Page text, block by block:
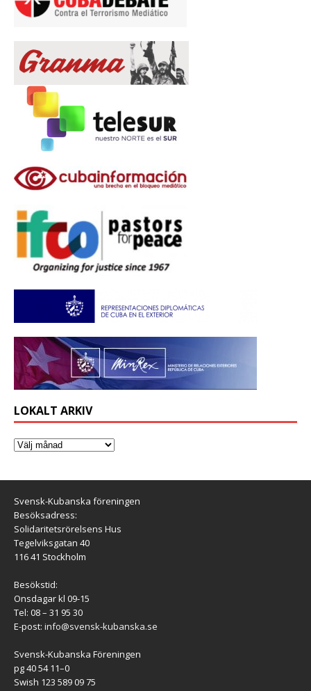
LOKALT ARKIV
Svensk-Kubanska föreningen
Besöksadress:
Solidaritetsrörelsens Hus
Tegelviksgatan 40
116 41 Stockholm
Besökstid:
Onsdagar kl 09-15
Tel: 08 – 31 95 30
E-post: info@svensk-kubanska.se
Svensk-Kubanska Föreningen
pg 40 54 11–0
Swish 123 589 09 75